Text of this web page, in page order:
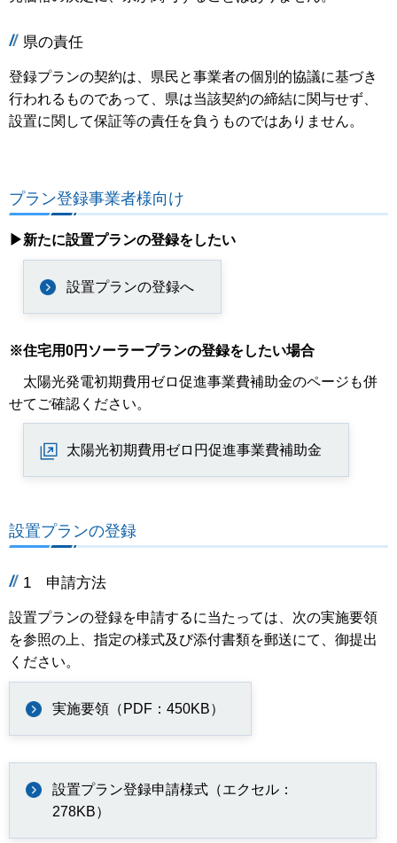
県の責任
登録プランの契約は、県民と事業者の個別的協議に基づき
行われるものであって、県は当該契約の締結に関与せず、
設置に関して保証等の責任を負うものではありません。
プラン登録事業者様向け
▶新たに設置プランの登録をしたい
設置プランの登録へ
※住宅用0円ソーラープランの登録をしたい場合
太陽光発電初期費用ゼロ促進事業費補助金のページも併
せてご確認ください。
太陽光初期費用ゼロ円促進事業費補助金
設置プランの登録
1 申請方法
設置プランの登録を申請するに当たっては、次の実施要領
を参照の上、指定の様式及び添付書類を郵送にて、御提出
ください。
実施要領（PDF：450KB）
設置プラン登録申請様式（エクセル：
278KB）